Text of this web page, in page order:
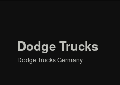
Dodge Trucks
Dodge Trucks Germany